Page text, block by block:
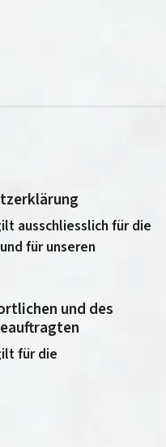
ausschliesslich für die
für unseren
und des
für die